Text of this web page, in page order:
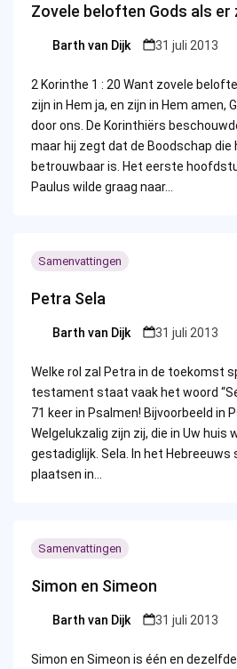
Zovele beloften Gods als er
Posted
Barth van Dijk 31 juli 2013
2 Korinthe 1 : 20 Want zovele
zijn in Hem ja, en zijn in Hem amen,
door ons. De Korinthiërs
maar hij zegt dat de Boodschap die
betrouwbaar is. Het eerste
Paulus wilde graag naar…
Samenvattingen
Petra Sela
Posted
Barth van Dijk 31 juli 2013
Welke rol zal Petra in de toekomst
testament staat vaak het woord
71 keer in Psalmen! Bijvoorbeeld in
Welgelukzalig zijn zij, die in Uw huis
gestadiglijk. Sela. In het
plaatsen in…
Samenvattingen
Simon en Simeon
Posted
Barth van Dijk 31 juli 2013
Simon en Simeon is één en